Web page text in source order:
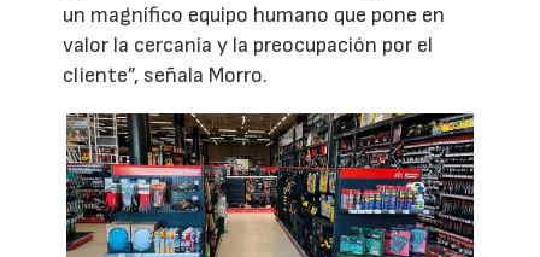
un magnífico equipo humano que pone en
valor la cercanía y la preocupación por el
cliente”, señala Morro.